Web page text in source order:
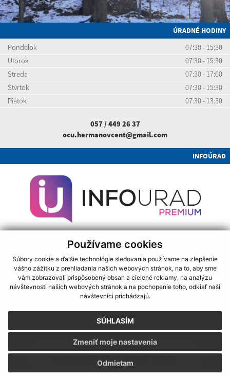
Používame cookies
Súbory cookie a ďalšie technológie sledovania používame na zlepšenie
vášho zážitku z prehliadania našich webových stránok, na to, aby sme
vám zobrazovali prispôsobený obsah a cielené reklamy, na analýzu
návštevnosti našich webových stránok a na pochopenie toho, odkiaľ naši
návštevníci prichádzajú.
SÚHLASÍM
Odmietam
Zmeniť moje nastavenia
ÚRADNÉ HODINY
Pondelok
07:30 - 15:30
Utorok
07:30 - 15:30
Streda
07:30 - 17:00
Štvrtok
07:30 - 15:30
Piatok
07:30 - 13:30
057 / 449 26 37
ocu.hermanovcent@gmail.com
INFOÚRAD